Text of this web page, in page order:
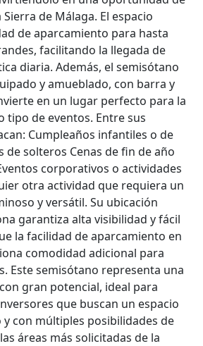
de Málaga. El espacio
de aparcamiento para hasta
facilitando la llegada de
diaria. Además, el semisótano
y amueblado, con barra y
en un lugar perfecto para la
tipo de eventos. Entre sus
Cumpleaños infantiles o de
de solteros Cenas de fin de año
corporativos o actividades
otra actividad que requiera un
y versátil. Su ubicación
garantiza alta visibilidad y fácil
la facilidad de aparcamiento en
comodidad adicional para
Este semisótano representa una
gran potencial, ideal para
que buscan un espacio
con múltiples posibilidades de
áreas más solicitadas de la